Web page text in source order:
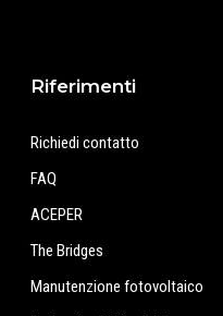
Riferimenti
Richiedi contatto
FAQ
ACEPER
The Bridges
Manutenzione fotovoltaico